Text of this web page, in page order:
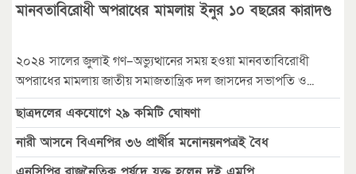
মানবতাবিরোধী অপরাধের মামলায় ইনুর ১০ বছরের কারাদণ্ড
২০২৪ সালের জুলাই গণ–অভ্যুত্থানের সময় হওয়া মানবতাবিরোধী
অপরাধের মামলায় জাতীয় সমাজতান্ত্রিক দল জাসদের সভাপতি ও...
ছাত্রদলের একযোগে ২৯ কমিটি ঘোষণা
নারী আসনে বিএনপির ৩৬ প্রার্থীর মনোনয়নপত্রই বৈধ